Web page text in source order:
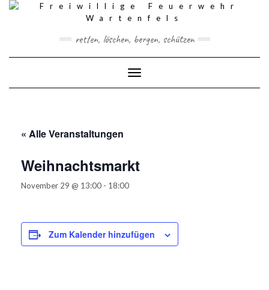
Skip
retten, löschen, bergen, schützen
Toggle Navigation
« Alle Veranstaltungen
Weihnachtsmarkt
November 29 @ 13:00 - 18:00
Zum Kalender hinzufügen